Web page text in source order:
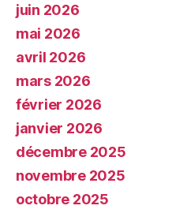
juin 2026
mai 2026
avril 2026
mars 2026
février 2026
janvier 2026
décembre 2025
novembre 2025
octobre 2025